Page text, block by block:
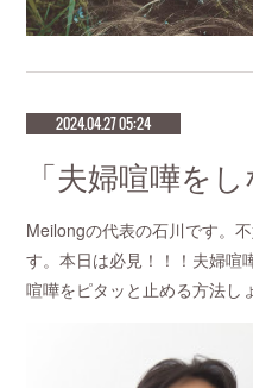
2024.04.27 05:24
Meilongの代表の石川です。
す。本日は必見！！！夫婦喧
喧嘩をピタッと止める方法